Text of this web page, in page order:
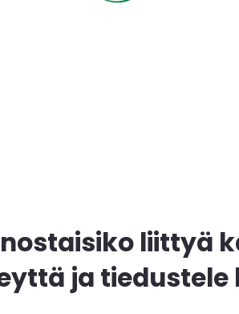
liittyä
ja tiedustele